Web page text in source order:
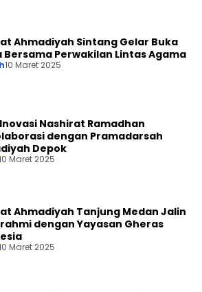
Ahmadiyah Sintang Gelar Buka
Bersama Perwakilan Lintas Agama
10 Maret 2025
Nashirat Ramadhan
dengan Pramadarsah
Depok
Maret 2025
Ahmadiyah Tanjung Medan Jalin
dengan Yayasan Gheras
Maret 2025